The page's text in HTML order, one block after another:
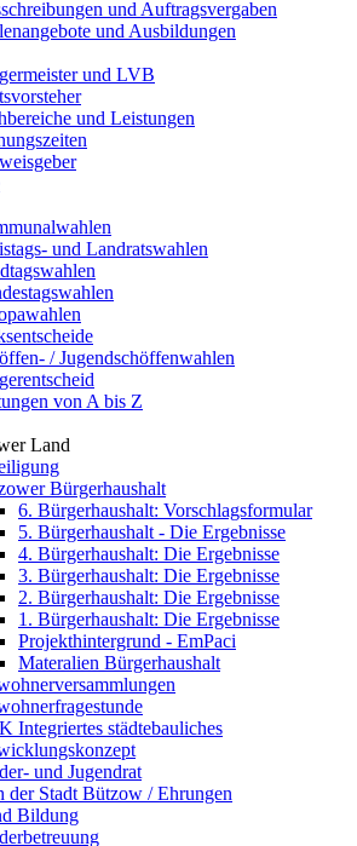
und Auftragsvergaben
und Ausbildungen
und LVB
und Leistungen
und Landratswahlen
/ Jugendschöffenwahlen
von A bis Z
Land
Bürgerhaushalt
6. Bürgerhaushalt: Vorschlagsformular
5. Bürgerhaushalt - Die Ergebnisse
4. Bürgerhaushalt: Die Ergebnisse
3. Bürgerhaushalt: Die Ergebnisse
2. Bürgerhaushalt: Die Ergebnisse
1. Bürgerhaushalt: Die Ergebnisse
Projekthintergrund - EmPaci
Materalien Bürgerhaushalt
Integriertes städtebauliches
und Jugendrat
der Stadt Bützow / Ehrungen
Bildung